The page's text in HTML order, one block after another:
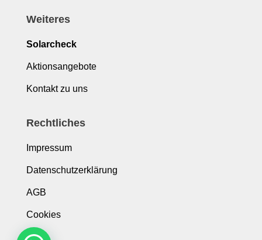
Weiteres
Solarcheck
Aktionsangebote
Kontakt zu uns
Rechtliches
Impressum
Datenschutzerklärung
AGB
Cookies